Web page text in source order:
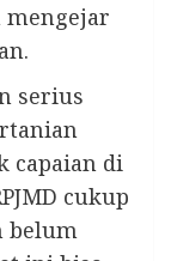
mengejar
serius
capaian di
cukup
belum